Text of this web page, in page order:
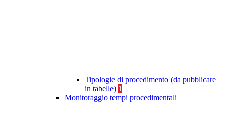
Tipologie di procedimento (da pubblicare
in tabelle) 1
Monitoraggio tempi procedimentali